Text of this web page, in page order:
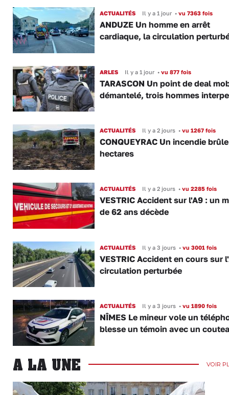
ACTUALITÉS Il y a 1 jour •vu 7363 fois
ANDUZE Un homme en arrêt
cardiaque, la circulation
ARLES Il y a 1 jour •vu 877 fois
TARASCON Un point de deal
démantelé, trois hommes
ACTUALITÉS Il y a 2 jours •vu 1267 fois
CONQUEYRAC Un incendie
hectares
ACTUALITÉS Il y a 2 jours •vu 2285 fois
VESTRIC Accident sur l'A9 : un
de 62 ans décède
ACTUALITÉS Il y a 3 jours •vu 3001 fois
VESTRIC Accident en cours sur
circulation perturbée
ACTUALITÉS Il y a 3 jours •vu 1890 fois
NÎMES Le mineur vole un
blesse un témoin avec un
A LA UNE VOIR